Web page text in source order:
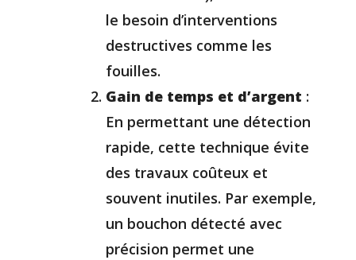
le besoin d’interventions
destructives comme les
fouilles.
Gain de temps et d’argent :
En permettant une détection
rapide, cette technique évite
des travaux coûteux et
souvent inutiles. Par exemple,
un bouchon détecté avec
précision permet une